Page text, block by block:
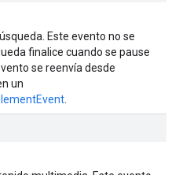
Este evento no se
finalice cuando se pause
se reenvía desde
un